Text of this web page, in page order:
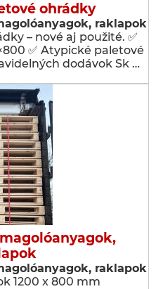
ohrádky
raklapok
– nové aj použité. ✅
✅ Atypické paletové
dodávok Sk …
raklapok
1200 x 800 mm